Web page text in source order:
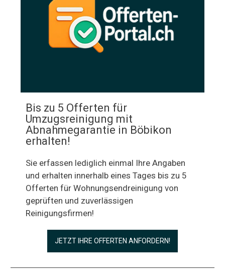
Bis zu 5 Offerten für
Umzugsreinigung mit
Abnahmegarantie in Böbikon
erhalten!
Sie erfassen lediglich einmal Ihre Angaben
und erhalten innerhalb eines Tages bis zu 5
Offerten für Wohnungsendreinigung von
geprüften und zuverlässigen
Reinigungsfirmen!
JETZT IHRE OFFERTEN ANFORDERN!